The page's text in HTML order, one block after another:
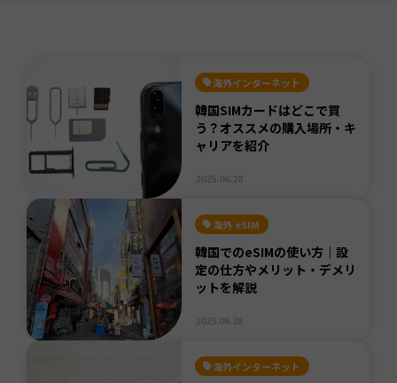
海外インターネット
韓国SIMカードはどこで買
う？オススメの購入場所・キ
ャリアを紹介
海外 eSIM
韓国でのeSIMの使い方｜設
定の仕方やメリット・デメリ
ットを解説
海外インターネット